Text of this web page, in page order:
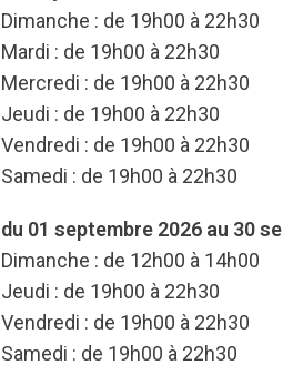
Dimanche : de 19h00 à 22h30
Mardi : de 19h00 à 22h30
Mercredi : de 19h00 à 22h30
Jeudi : de 19h00 à 22h30
Vendredi : de 19h00 à 22h30
Samedi : de 19h00 à 22h30
du 01 septembre 2026 au 30
Dimanche : de 12h00 à 14h00
Jeudi : de 19h00 à 22h30
Vendredi : de 19h00 à 22h30
Samedi : de 19h00 à 22h30